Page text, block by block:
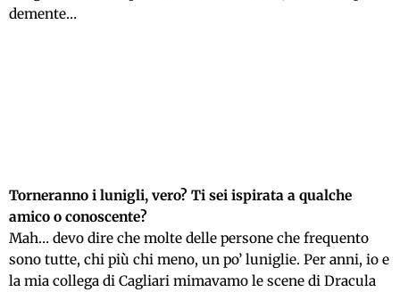
demente…
Torneranno i lunigli, vero? Ti sei ispirata a qualche
amico o conoscente?
Mah… devo dire che molte delle persone che frequento
sono tutte, chi più chi meno, un po’ luniglie. Per anni, io e
la mia collega di Cagliari mimavamo le scene di Dracula